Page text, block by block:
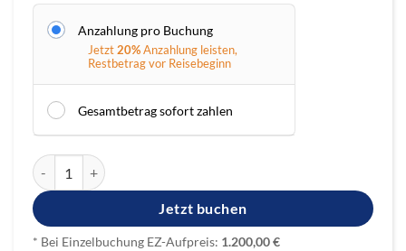
Anzahlung pro Buchung
Jetzt20%Anzahlung leisten,
Restbetrag vor Reisebeginn
Gesamtbetrag sofort zahlen
CLUB LA SANTA Menge
Jetzt buchen
* Bei Einzelbuchung EZ-Aufpreis: 1.200,00 €